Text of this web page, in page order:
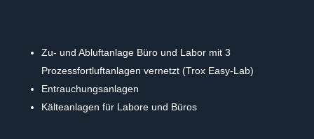
Zu- und Abluftanlage Büro und Labor mit 3
Prozessfortluftanlagen vernetzt (Trox Easy-Lab)
Entrauchungsanlagen
Kälteanlagen für Labore und Büros